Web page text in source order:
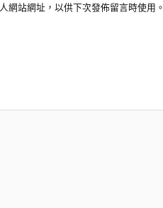
網站網址，以供下次發佈留言時使用。